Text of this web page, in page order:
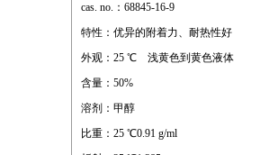
cas. no.：68845-16-9
特性：优异的附着力、耐热性好
外观：25 ℃ 浅黄色到黄色液体
含量：50%
溶剂：甲醇
比重：25 ℃0.91 g/ml